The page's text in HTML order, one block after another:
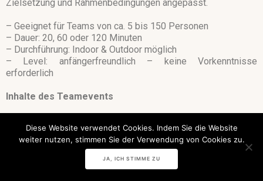
Zielsetzung und Rahmenbedingungen angepasst.
– Geeignet für Teams von ca. 5 bis 150 Personen
– Dauer: 20, 60 oder 120 Minuten
– Durchführung: Indoor & Outdoor möglich
– Level: anfängerfreundlich – keine Vorkenntnisse
erforderlich
Inhalte des Teamevents
Bewegung, Musik und gezielter Gruppeninteraktion.
Diese Website verwendet Cookies. Indem Sie die Website
weiter nutzen, stimmen Sie der Verwendung von Cookies zu.
JA, ICH STIMME ZU